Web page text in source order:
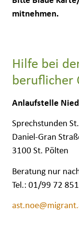
mitnehmen.
Hilfe bei
beruflicher
Anlaufstelle
Sprechstunden
Daniel-Gran
3100 St. Pölten
Beratung nur
Tel.: 01/99 72 851